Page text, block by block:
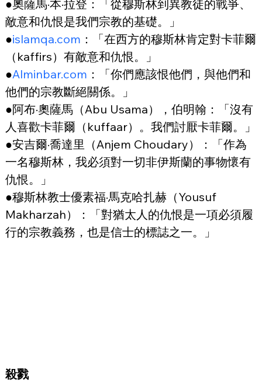
●奧薩馬·本·拉登：「從穆斯林到異教徒的戰爭、
敵意和仇恨是我們宗教的基礎。」
●islamqa.com ：「在西方的穆斯林肯定對卡菲爾
（kaffirs）有敵意和仇恨。」
●Alminbar.com ：「你們應該恨他們，與他們和
他們的宗教斷絕關係。」
●阿布·奧薩馬（Abu Usama），伯明翰：「沒有
人喜歡卡菲爾（kuffaar）。我們討厭卡菲爾。」
●安吉爾·喬達里（Anjem Choudary）：「作為
一名穆斯林，我必須對一切非伊斯蘭的事物懷有
仇恨。」
●穆斯林教士優素福·馬克哈扎赫（Yousuf
Makharzah）：「對猶太人的仇恨是一項必須履
行的宗教義務，也是信士的標誌之一。」
殺戮